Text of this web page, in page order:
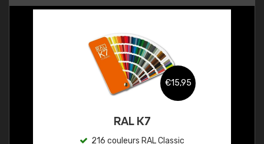
€15,95
RAL K7
216 couleurs RAL Classic